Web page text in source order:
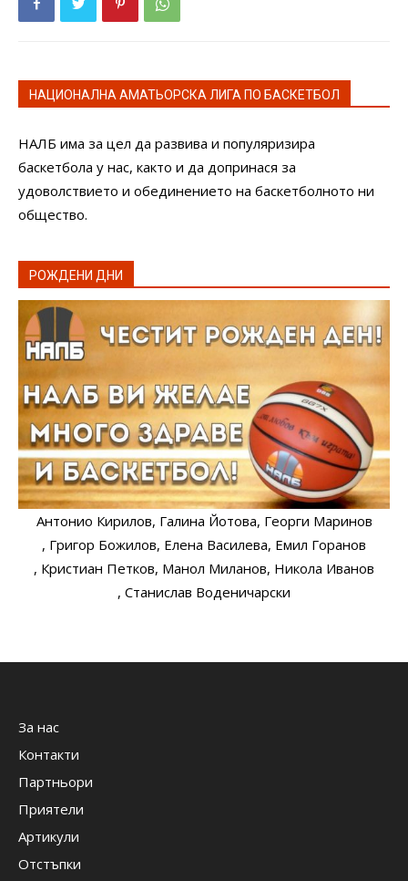
НАЦИОНАЛНА АМАТЬОРСКА ЛИГА ПО БАСКЕТБОЛ
НАЛБ има за цел да развива и популяризира
баскетбола у нас, както и да допринася за
удоволствието и обединението на баскетболното ни
общество.
РОЖДЕНИ ДНИ
Антонио Кирилов, Галина Йотова, Георги Маринов
, Григор Божилов, Елена Василева, Емил Горанов
, Кристиан Петков, Манол Миланов, Никола Иванов
, Станислав Воденичарски
За нас
Контакти
Партньори
Приятели
Артикули
Отстъпки